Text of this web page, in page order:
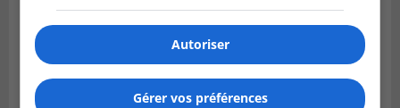
Autoriser
Gérer vos préférences